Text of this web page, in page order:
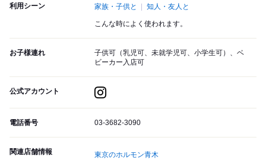
利用シーン 家族・子供と 知人・友人と
こんな時によく使われます。
お子様連れ
子供可（乳児可、未就学児可、小学生可）、ベ
ビーカー入店可
公式アカウント
電話番号 03-3682-3090
関連店舗情報
東京のホルモン青木